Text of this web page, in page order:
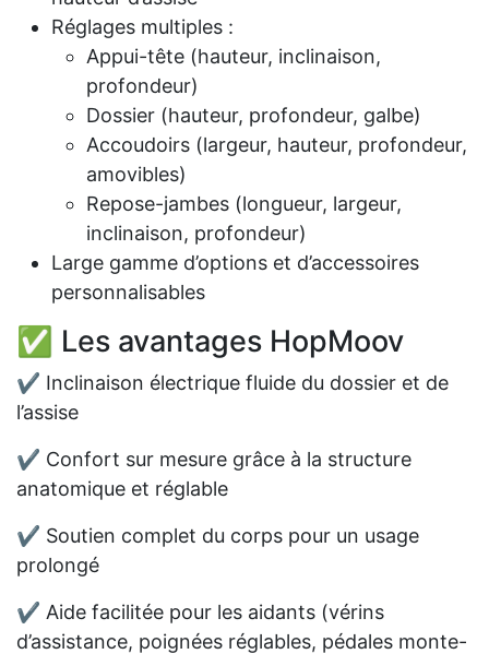
Réglages multiples :
Appui-tête (hauteur, inclinaison,
profondeur)
Dossier (hauteur, profondeur, galbe)
Accoudoirs (largeur, hauteur, profondeur,
amovibles)
Repose-jambes (longueur, largeur,
inclinaison, profondeur)
Large gamme d’options et d’accessoires
personnalisables
✅ Les avantages HopMoov
✔ Inclinaison électrique fluide du dossier et de
l’assise
✔ Confort sur mesure grâce à la structure
anatomique et réglable
✔ Soutien complet du corps pour un usage
prolongé
✔ Aide facilitée pour les aidants (vérins
d’assistance, poignées réglables, pédales monte-